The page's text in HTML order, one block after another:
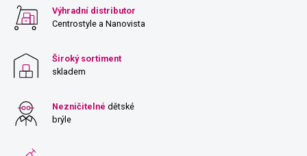
Výhradní distributor
Centrostyle a Nanovista
Široký sortiment
skladem
Nezničitelné dětské
brýle